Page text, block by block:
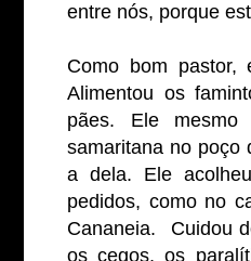
entre nós, porque
Como bom pastor,
Alimentou os
pães. Ele
samaritana no poço
a dela. Ele
pedidos, como no
Cananeia. Cuidou
os cegos, os